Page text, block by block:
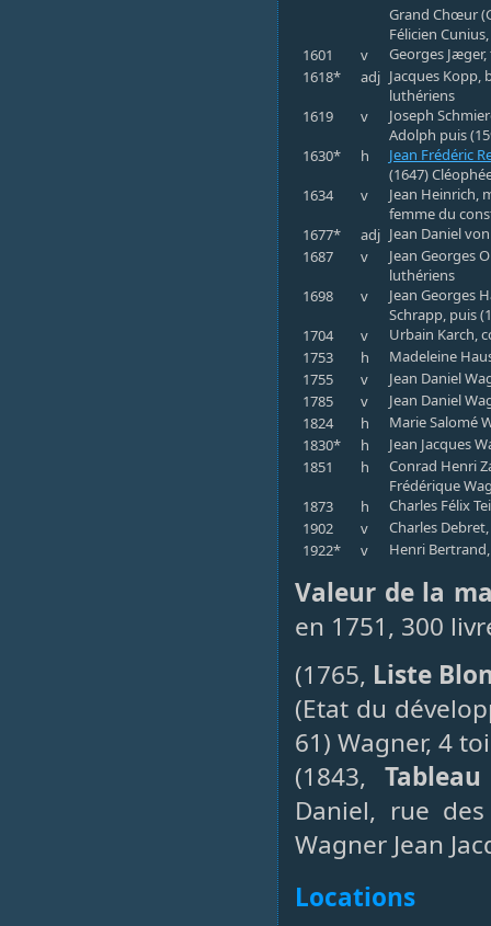
Grand Chœur
Félicien
1601
v
Georges
1618*
adj Jacques Kopp,
luthériens
1619
v
Joseph
Adolph puis
1630*
h
Jean Frédéric
(1647)
1634
v
Jean Heinrich,
femme du
1677*
adj Jean Daniel
1687
v
Jean Georges
luthériens
1698
v
Jean Georges
Schrapp, puis
1704
v
Urbain Karch,
1753
h
Madeleine
1755
v
Jean Daniel
1785
v
Jean Daniel
1824
h
Marie Salomé
1830*
h
Jean Jacques
1851
h
Conrad Henri
Frédérique
1873
h
Charles Félix
1902
v
Charles
1922*
v Henri
Valeur de la
en 1751, 300
(1765, Liste
(Etat du
61) Wagner, 4
(1843,
Daniel, rue
Wagner Jean
Locations